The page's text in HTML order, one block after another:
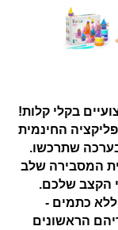
בקלי קלות!
החינמית
שתרכשו.
המסבירה שלב
הקצב שלכם.
כתמים -
הראשונים